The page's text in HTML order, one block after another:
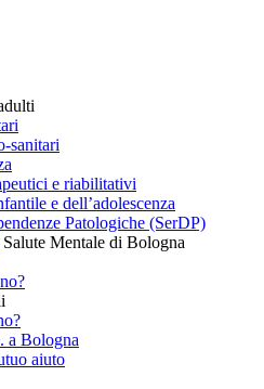
sanitari
e riabilitativi
e dell’adolescenza
Patologiche (SerDP)
Mentale di Bologna
a Bologna
aiuto